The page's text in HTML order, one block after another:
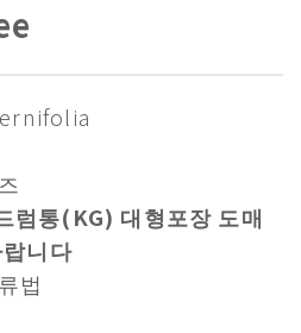
통(KG) 대형포장 도매
니다
법